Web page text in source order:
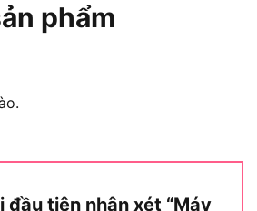
Chợ Tiêu Dùng
nhìn đầy đủ trước khi quyết
mài góc dùng pin này.
DGA414 dùng pin
phẩm
đầu tiên nhận xét “Máy